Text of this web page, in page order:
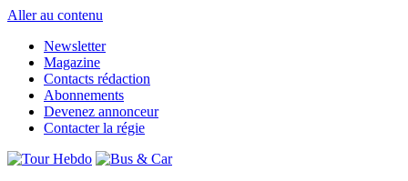
Aller au contenu
Newsletter
Magazine
Contacts rédaction
Abonnements
Devenez annonceur
Contacter la régie